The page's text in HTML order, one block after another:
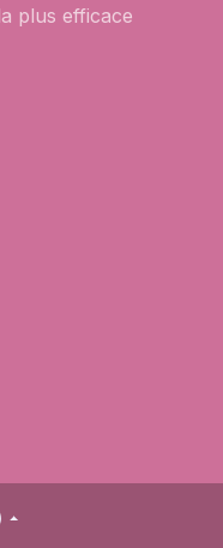
plus efficace